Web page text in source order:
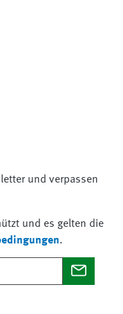
und verpassen
und es gelten die
.